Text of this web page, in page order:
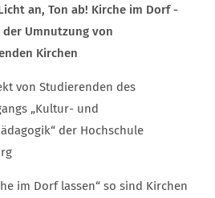
an, Ton ab! Kirche im Dorf -
der Umnutzung von
Kirchen
von Studierenden des
„Kultur- und
der Hochschule
im Dorf lassen“ so sind Kirchen